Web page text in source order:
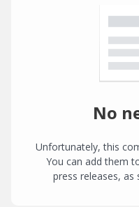
No
Unfortunately, this
You can add them
press releases, as